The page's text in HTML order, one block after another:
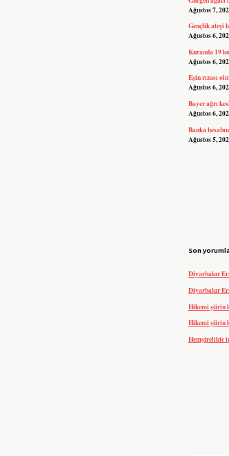
Ağustos 7,
Gençlik ateşi
Ağustos 6,
Kuranda 19
Ağustos 6,
Eşin rızası
Ağustos 6,
Bayer ağrı
Ağustos 6,
Banka
Ağustos 5,
Son
Diyarbakır
Diyarbakır
Hikemi şiirin
Hikemi şiirin
Hemşirelikte